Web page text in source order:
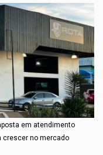
em atendimento
crescer no mercado